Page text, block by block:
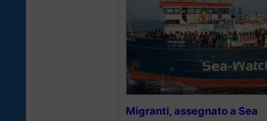
Migranti, assegnato a Sea